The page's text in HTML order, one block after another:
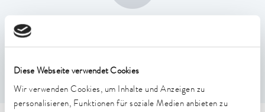
Diese Webseite verwendet Cookies
Wir verwenden Cookies, um Inhalte und Anzeigen zu
personalisieren, Funktionen für soziale Medien anbieten zu
0,1 ± K